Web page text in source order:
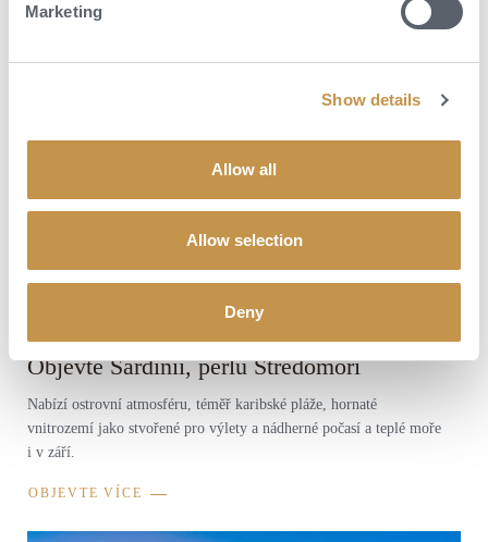
Marketing
Show details
Allow all
Allow selection
Deny
Objevte Sardinii, perlu Středomoří
Nabízí ostrovní atmosféru, téměř karibské pláže, hornaté
vnitrozemí jako stvořené pro výlety a nádherné počasí a teplé moře
i v září.
OBJEVTE VÍCE